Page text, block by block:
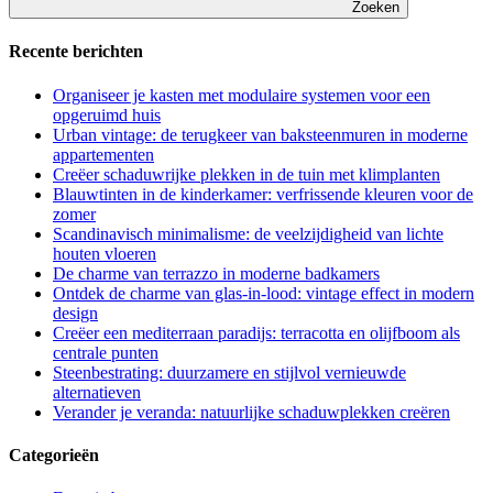
Zoeken
Recente berichten
Organiseer je kasten met modulaire systemen voor een
opgeruimd huis
Urban vintage: de terugkeer van baksteenmuren in moderne
appartementen
Creëer schaduwrijke plekken in de tuin met klimplanten
Blauwtinten in de kinderkamer: verfrissende kleuren voor de
zomer
Scandinavisch minimalisme: de veelzijdigheid van lichte
houten vloeren
De charme van terrazzo in moderne badkamers
Ontdek de charme van glas-in-lood: vintage effect in modern
design
Creëer een mediterraan paradijs: terracotta en olijfboom als
centrale punten
Steenbestrating: duurzamere en stijlvol vernieuwde
alternatieven
Verander je veranda: natuurlijke schaduwplekken creëren
Categorieën